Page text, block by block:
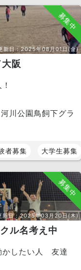
募集中
新日：2025年08月01日(金)
阪
川公園鳥飼下グラウ
者募集 大学生募集
募集中
新日：2025年03月20日(木)
ル名考え中
かしたい人 友達